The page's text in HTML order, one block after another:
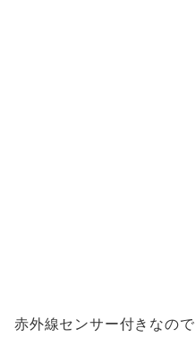
赤外線センサー付きなので